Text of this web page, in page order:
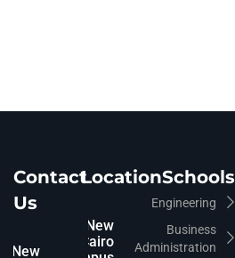
Schools
Engineering
Business
Administration
Location
New
Cairo
Contact
Us
New